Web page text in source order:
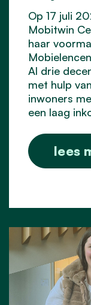
Op 17 juli
Mobitwin
haar
Al drie
met hulp
inwoners
een laag
lees